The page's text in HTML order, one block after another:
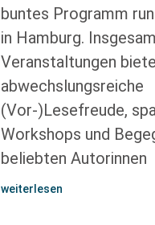
buntes Programm
in Hamburg.
Veranstaltungen
abwechslungsreiche
(Vor-)Lesefreude,
Workshops und
beliebten Autorinnen
weiterlesen